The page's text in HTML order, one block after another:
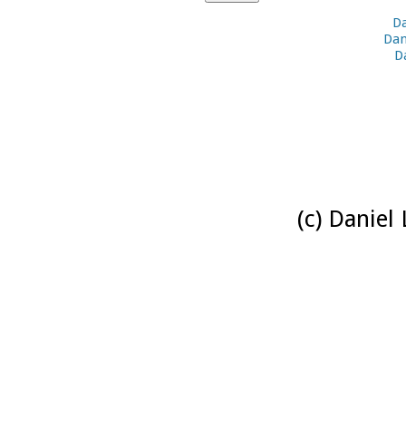
(c) Daniel